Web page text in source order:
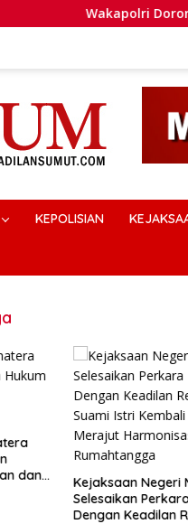
Wakapolri Dorong
KEPOLISIAN
dan
Kejaksaan Negeri
Selesaikan
Dengan Keadilan